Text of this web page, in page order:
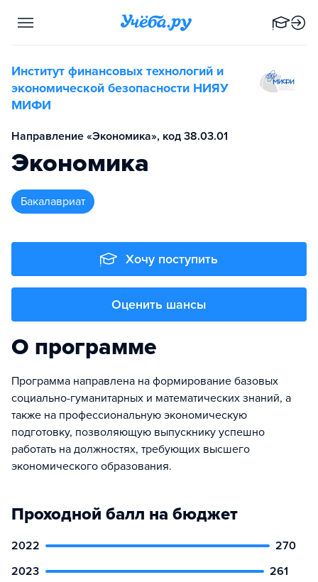
Институт финансовых технологий и
экономической безопасности НИЯУ
МИФИ
Направление «Экономика», код 38.03.01
Экономика
бакалавриат
Хочу поступить
Оценить шансы
О программе
Программа направлена на формирование базовых
социально-гуманитарных и математических знаний, а
также на профессиональную экономическую
подготовку, позволяющую выпускнику успешно
работать на должностях, требующих высшего
экономического образования.
Проходной балл на бюджет
2022
270
2023
261